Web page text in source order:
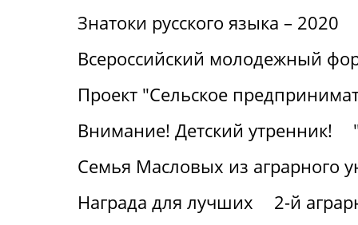
Знатоки русского языка – 2020
Всероссийский молодежный
Проект "Сельское
Внимание! Детский утренник!
Семья Масловых из аграрного
Награда для лучших
2-й